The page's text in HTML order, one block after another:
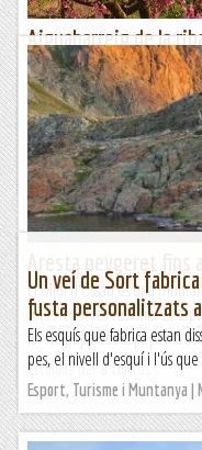
Aiguabarreig de la
(corbins - i)
Avui la passejada setmanal
Corbins, segurament en
properes diades. El camí ens
Excursions del Joan Ramon
El Midi d'Ossau és una
totes les seves vessants. Et
lo. He pujat dos cops per la
Escalada per a tontos
Un veí de Sort
fusta personalitzats
Els esquís que fabrica estan
pes, el nivell d'esquí i l'ús
Esport, Turisme i Muntanya |